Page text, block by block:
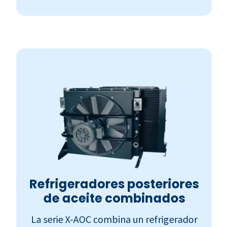
Refrigeradores posteriores
de aceite combinados
La serie X-AOC combina un refrigerador